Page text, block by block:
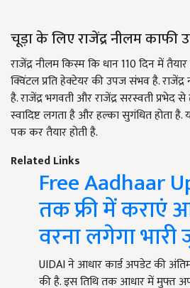
चूड़ा के लिए राजेंद्र नीलम काफी
राजेंद्र नीलम किस्म कि धान 110 दिन में
क्विंटल प्रति हेक्टेयर की उपज संभव है.
है. राजेंद्र भगवती और राजेंद्र सरस्वती प्रभेद
स्वादिष्ट लगता है और हल्का सुगंधित होता
पक कर तैयार होती है.
Related Links
Free Aadhaar
तक फ्री में कराएं
वरना लगेगा भारी
UIDAI ने आधार कार्ड अपडेट की
की है. इस तिथि तक आधार में मुफ्त